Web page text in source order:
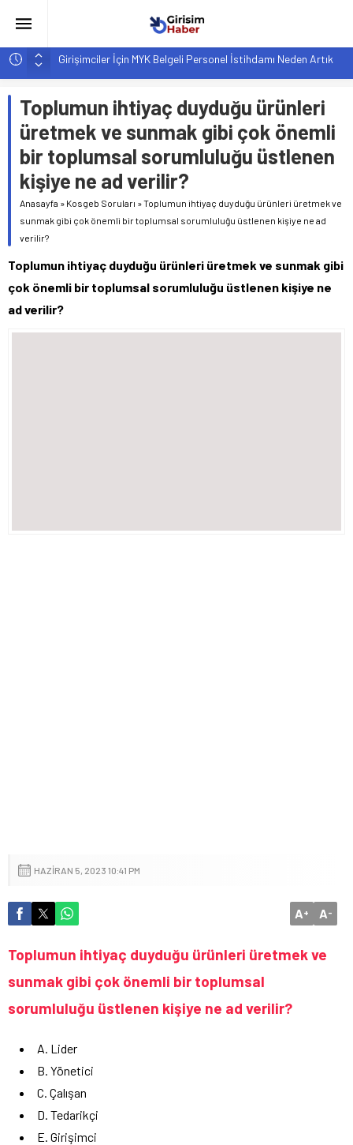
Girişimciler İçin MYK Belgeli Personel İstihdamı Neden Artık
Bir Tercih Değil, Zorunluluk?
Yapay Zeka Destekli Asistanlar: Elon Musk’tan Romantik Bir
Hamle mi?
Girişimcilik ve Yaşam Tarzı: Şehir Değişiminin Nedenleri ve
Etkileri
YZ ile Tüketici Girişimciliği: Yeni Sosyal Bağlantılar
Toplumun ihtiyaç duyduğu ürünleri
üretmek ve sunmak gibi çok önemli
bir toplumsal sorumluluğu üstlenen
kişiye ne ad verilir?
Anasayfa » Kosgeb Soruları »Toplumun ihtiyaç duyduğu ürünleri üretmek ve
sunmak gibi çok önemli bir toplumsal sorumluluğu üstlenen kişiye ne ad
verilir?
Toplumun ihtiyaç duyduğu ürünleri üretmek ve sunmak gibi
çok önemli bir toplumsal sorumluluğu üstlenen kişiye ne
ad verilir?
HAZIRAN 5, 2023 10:41 PM
A+ A-
Toplumun ihtiyaç duyduğu ürünleri üretmek ve
sunmak gibi çok önemli bir toplumsal
sorumluluğu üstlenen kişiye ne ad verilir?
A. Lider
B. Yönetici
C. Çalışan
D. Tedarikçi
E. Girişimci